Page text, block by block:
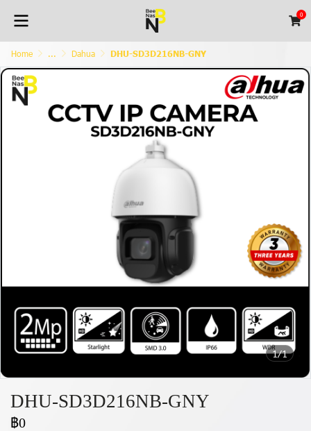
0
Home ... Dahua DHU-SD3D216NB-GNY
1/1
DHU-SD3D216NB-GNY
฿0